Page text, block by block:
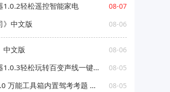
1.0.2轻松遥控智能家电 08-07
》中文版 08-06
中文版 08-06
轻松玩转百变声线一键变声 08-05
工具箱内置驾考考题 去水印等功能 08-05